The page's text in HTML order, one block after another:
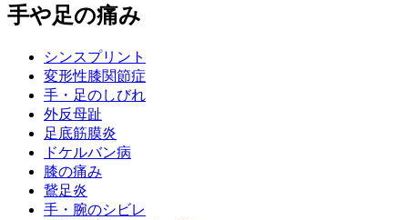
手や足の痛み
シンスプリント
変形性膝関節症
手・足のしびれ
外反母趾
足底筋膜炎
ドケルバン病
膝の痛み
鵞足炎
手・腕のシビレ